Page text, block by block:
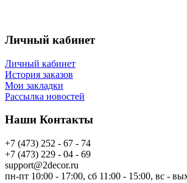
Личный кабинет
Личный кабинет
История заказов
Мои закладки
Рассылка новостей
Наши Контакты
+7 (473) 252 - 67 - 74
+7 (473) 229 - 04 - 69
support@2decor.ru
пн-пт 10:00 - 17:00, сб 11:00 - 15:00, вс -